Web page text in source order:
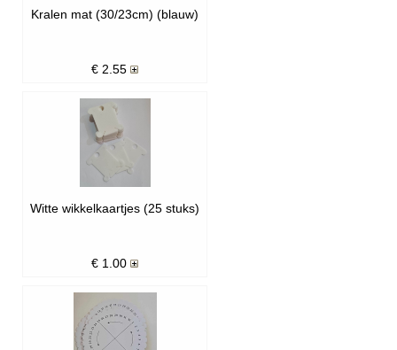
Kralen mat (30/23cm) (blauw)
€ 2.55
Witte wikkelkaartjes (25 stuks)
€ 1.00